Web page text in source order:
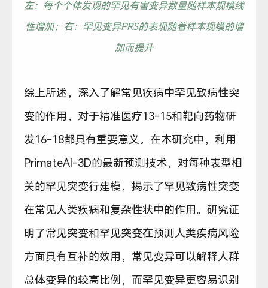
左：每个个体发现的罕见有害变异数量随样本规模线
性增加；右：罕见变异PRS的表现随着样本规模的增
加而提升
综上所述，深入了解常见疾病中罕见致病性突
变的作用，对于精准医疗13-15和靶向药物研
发16-18都具有重要意义。在本研究中，利用
PrimateAI-3D的最新预测技术，对每种表型相
关的罕见突变行建模，揭示了罕见致病性突变
在常见人类疾病和复杂性状中的作用。研究证
明了常见突变和罕见突变在预测人类疾病风险
方面具有互补的效用，常见变异可以解释人群
总体变异的较高比例，而罕见变异更容易识别